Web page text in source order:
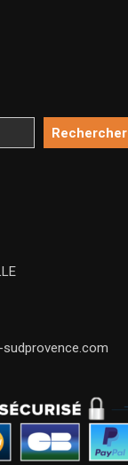
Rechercher